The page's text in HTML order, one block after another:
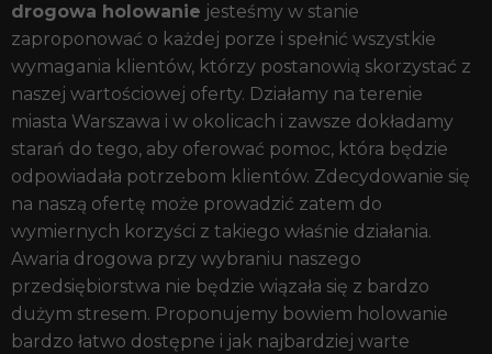
drogowa holowanie jesteśmy w stanie
zaproponować o każdej porze i spełnić wszystkie
wymagania klientów, którzy postanowią skorzystać z
naszej wartościowej oferty. Działamy na terenie
miasta Warszawa i w okolicach i zawsze dokładamy
starań do tego, aby oferować pomoc, która będzie
odpowiadała potrzebom klientów. Zdecydowanie się
na naszą ofertę może prowadzić zatem do
wymiernych korzyści z takiego właśnie działania.
Awaria drogowa przy wybraniu naszego
przedsiębiorstwa nie będzie wiązała się z bardzo
dużym stresem. Proponujemy bowiem holowanie
bardzo łatwo dostępne i jak najbardziej warte